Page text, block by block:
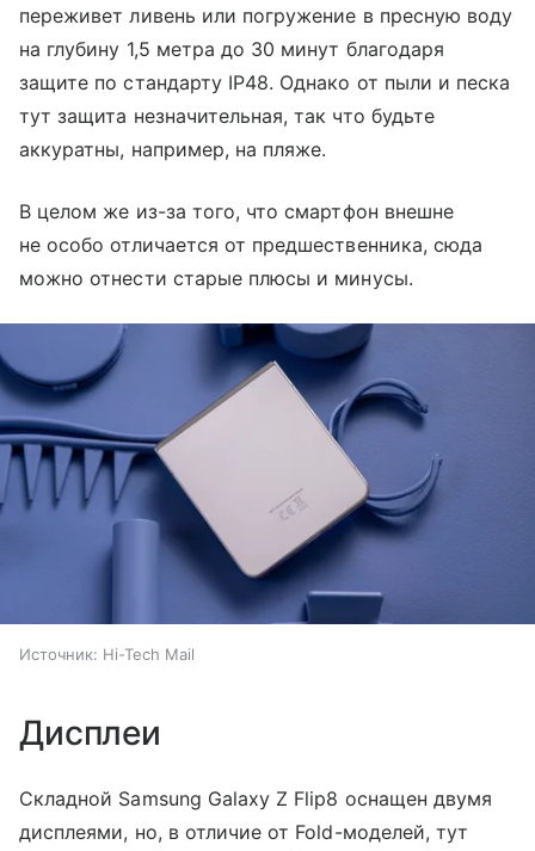
переживет ливень или погружение в пресную воду
на глубину 1,5 метра до 30 минут благодаря
защите по стандарту IP48. Однако от пыли и песка
тут защита незначительная, так что будьте
аккуратны, например, на пляже.
В целом же из-за того, что смартфон внешне
не особо отличается от предшественника, сюда
можно отнести старые плюсы и минусы.
Источник: Hi-Tech Mail
Дисплеи
Складной Samsung Galaxy Z Flip8 оснащен двумя
дисплеями, но, в отличие от Fold-моделей, тут